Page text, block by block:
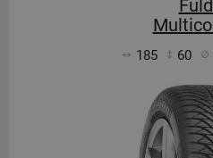
185 60